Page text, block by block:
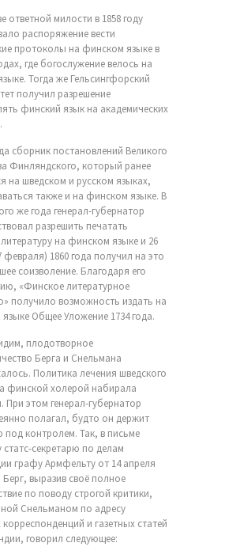
ответной милости в 1858 году
распоряжение вести
протоколы на финском языке в
где богослужение велось на
Тогда же Гельсингфорский
получил разрешение
финский язык на академических
сборник постановлений Великого
Финляндского, который ранее
на шведском и русском языках,
также и на финском языке. В
же года генерал-губернатор
разрешить печатать
на финском языке и 26
февраля) 1860 года получил на это
соизволение. Благодаря его
«Финское литературное
получило возможность издать на
Общее Уложение 1734 года.
плодотворное
Берга и Снельмана
Политика лечения шведского
финской холерой набирала
этом генерал-губернатор
полагал, будто он держит
под контролем. Так, в письме
статс-секретарю по делам
графу Армфельту от 14 апреля
Берг, выразив своё полное
по поводу строгой критики,
Снельманом по адресу
корреспонденций и газетных статей
говорил следующее: